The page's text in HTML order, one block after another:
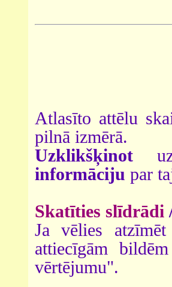
Atlasīto attēlu
pilnā izmērā.
Uzklikšķinot
informāciju par
Skatīties slīdrādi
Ja vēlies
attiecīgām
vērtējumu".